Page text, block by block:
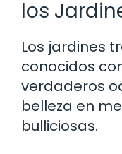
los
Los jardines
conocidos
verdaderos
belleza en
bulliciosas.